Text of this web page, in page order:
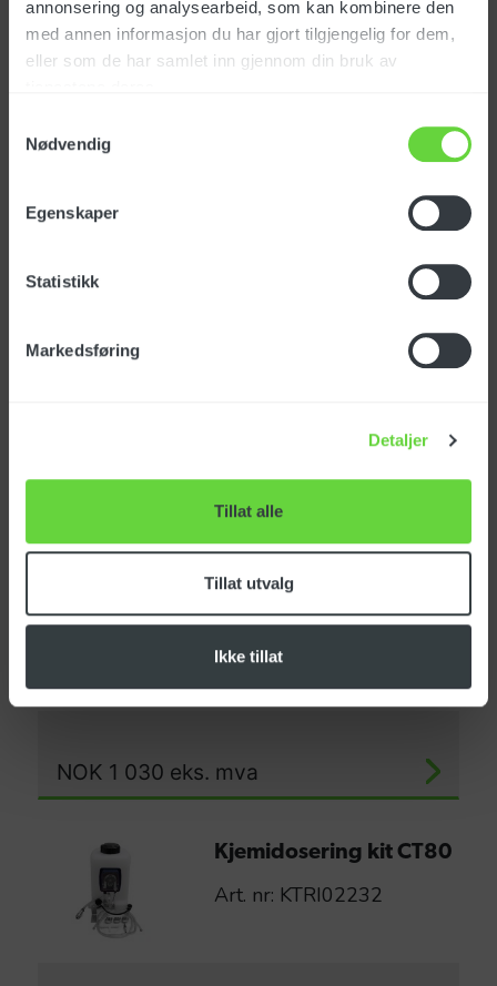
annonsering og analysearbeid, som kan kombinere den
med annen informasjon du har gjort tilgjengelig for dem,
eller som de har samlet inn gjennom din bruk av
Nødvendig
Egenskaper
Statistikk
Markedsføring
Detaljer
Tillat alle
Tillat utvalg
Ikke tillat
Sugenal oljebestandig
Sugenal oljebestandig
eks. mva
Padholder 13,5" (1)
Art. nr: SPPV02664
NOK 1 030 eks. mva
Kjemidosering kit CT80
Art. nr: KTRI02232